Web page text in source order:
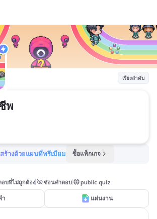
เรียงลำดับ
พ
ร้างด้วยแผนที่พรีเมียม ซื้อแพ็กเกจ
บที่ไม่ถูกต้อง ซ่อนคำตอบ public quiz
ำ แผ่นงาน